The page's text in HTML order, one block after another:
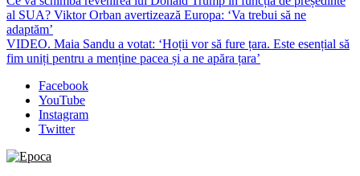
al SUA? Viktor Orban avertizează Europa: ‘Va trebui să ne
adaptăm’
VIDEO. Maia Sandu a votat: ‘Hoții vor să fure țara. Este esențial să
fim uniți pentru a menține pacea și a ne apăra țara’
Facebook
YouTube
Instagram
Twitter